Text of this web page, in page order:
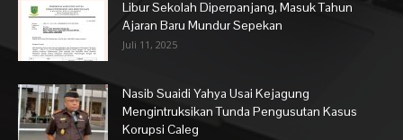
Libur Sekolah Diperpanjang, Masuk Tahun
Ajaran Baru Mundur Sepekan
Juli 11, 2025
Nasib Suaidi Yahya Usai Kejagung
Mengintruksikan Tunda Pengusutan Kasus
Korupsi Caleg